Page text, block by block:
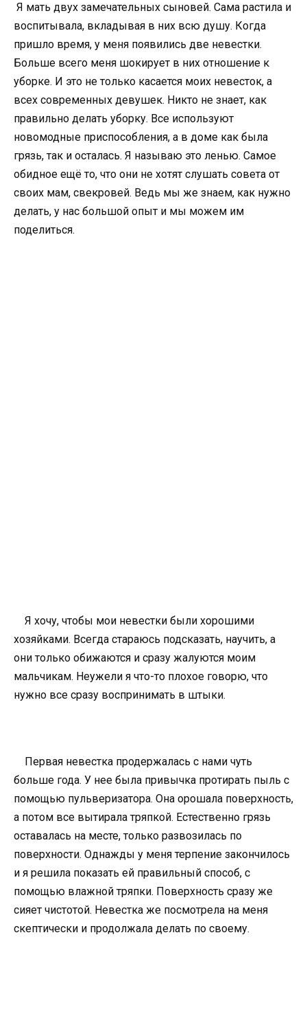
Я мать двух замечательных сыновей. Сама растила и
воспитывала, вкладывая в них всю душу. Когда
пришло время, у меня появились две невестки.
Больше всего меня шокирует в них отношение к
уборке. И это не только касается моих невесток, а
всех современных девушек. Никто не знает, как
правильно делать уборку. Все используют
новомодные приспособления, а в доме как была
грязь, так и осталась. Я называю это ленью. Самое
обидное ещё то, что они не хотят слушать совета от
своих мам, свекровей. Ведь мы же знаем, как нужно
делать, у нас большой опыт и мы можем им
поделиться.
Я хочу, чтобы мои невестки были хорошими
хозяйками. Всегда стараюсь подсказать, научить, а
они только обижаются и сразу жалуются моим
мальчикам. Неужели я что-то плохое говорю, что
нужно все сразу воспринимать в штыки.
Первая невестка продержалась с нами чуть
больше года. У нее была привычка протирать пыль с
помощью пульверизатора. Она орошала поверхность,
а потом все вытирала тряпкой. Естественно грязь
оставалась на месте, только развозилась по
поверхности. Однажды у меня терпение закончилось
и я решила показать ей правильный способ, с
помощью влажной тряпки. Поверхность сразу же
сияет чистотой. Невестка же посмотрела на меня
скептически и продолжала делать по своему.